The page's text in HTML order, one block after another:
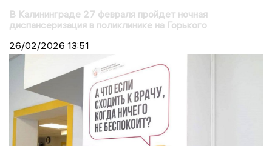
В Калининграде 27 февраля пройдет ночная
диспансеризация в поликлинике на Горького
26/02/2026 13:51